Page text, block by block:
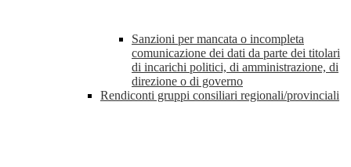
Sanzioni per mancata o incompleta
comunicazione dei dati da parte dei titolari
di incarichi politici, di amministrazione, di
direzione o di governo
Rendiconti gruppi consiliari regionali/provinciali